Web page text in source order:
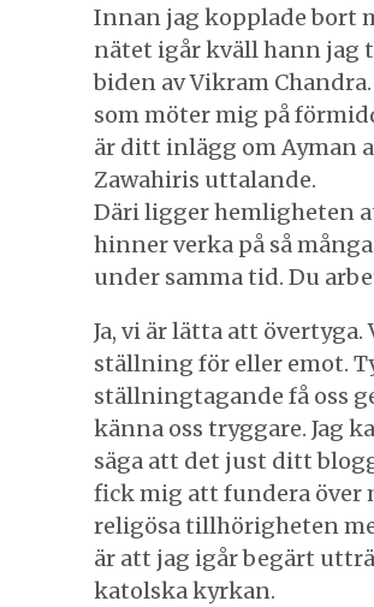
Innan jag kopplade bort
nätet igår kväll hann jag
biden av Vikram
som möter mig på
är ditt inlägg om Ayman
Zawahiris uttalande.
Däri ligger hemligheten
hinner verka på så
under samma tid. Du
Ja, vi är lätta att övertyga.
ställning för eller emot.
ställningtagande få oss
känna oss tryggare. Jag
säga att det just ditt
fick mig att fundera över
religösa tillhörigheten
är att jag igår begärt
katolska kyrkan.